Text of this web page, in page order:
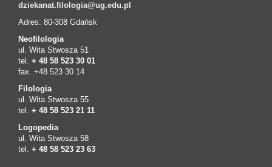
dziekanat.filologia@ug.edu.pl
Adres: 80-308 Gdańsk
Neofilologia
ul. Wita Stwosza 51
tel. + 48 58 523 30 01
fax. +48 523 30 14
Filologia
ul. Wita Stwosza 55
tel. + 48 58 523 21 11
Logopedia
ul. Wita Stwosza 58
tel. + 48 58 523 23 63